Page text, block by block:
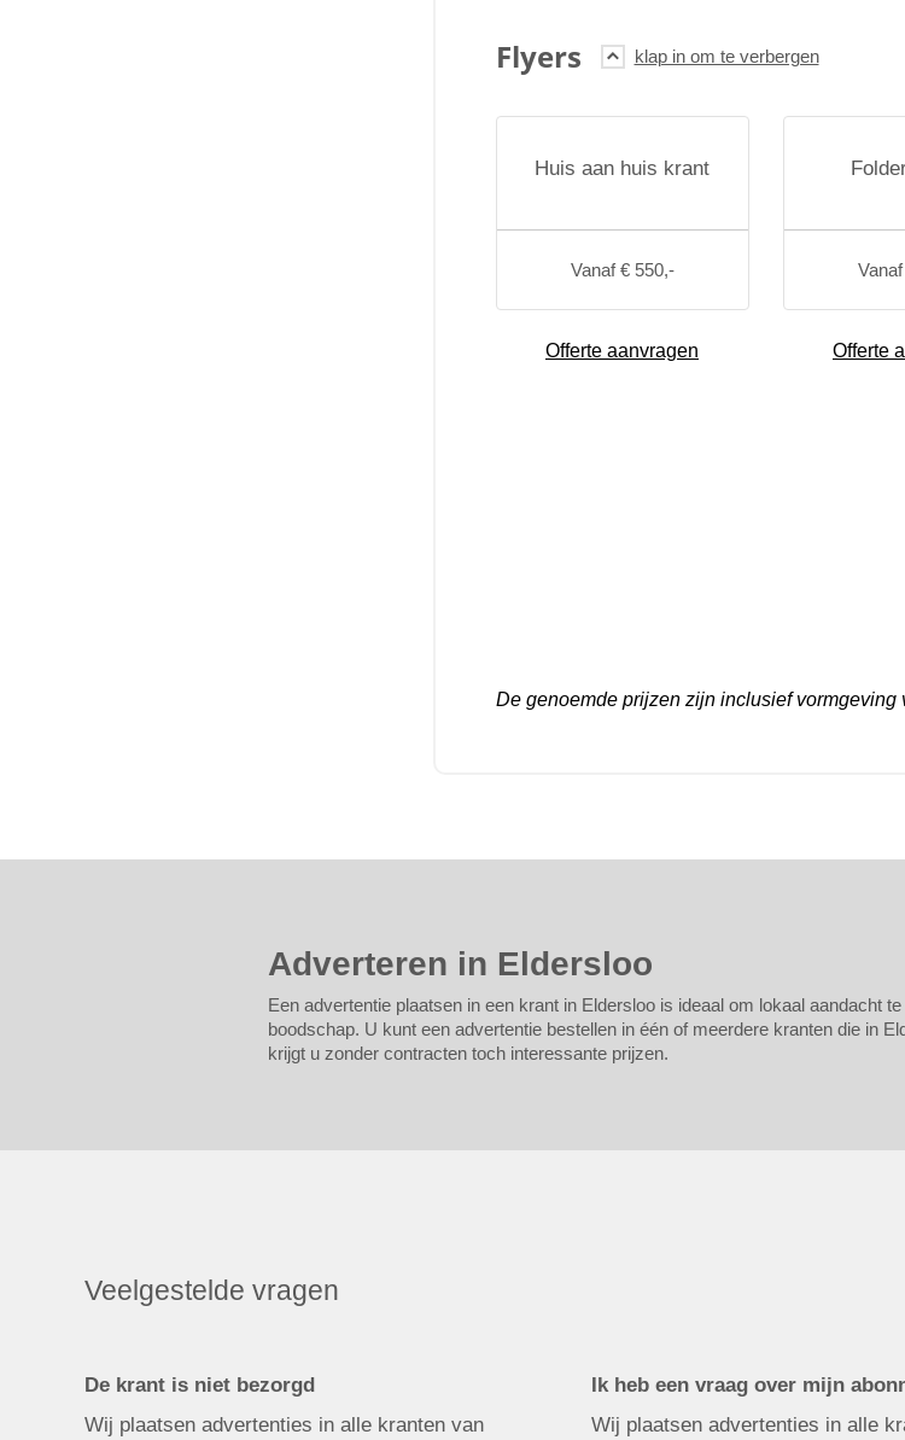
Flyers
Huis aan huis krant
Vanaf € 550,-
Offerte aanvragen Offerte
De genoemde prijzen zijn inclusief vormgeving
Adverteren in Eldersloo
Een advertentie plaatsen in een krant in Eldersloo is ideaal om lokaal aandacht
boodschap. U kunt een advertentie bestellen in één of meerdere kranten die in
krijgt u zonder contracten toch interessante prijzen.
Veelgestelde vragen
De krant is niet bezorgd
Wij plaatsen advertenties in alle kranten van
Ik heb een vraag over mijn
Wij plaatsen advertenties in alle